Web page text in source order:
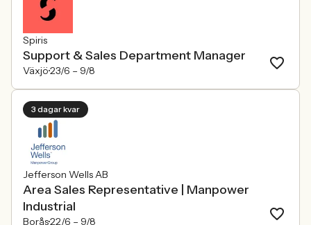
Spiris
Support & Sales Department Manager
Växjö23/6 – 9/8
3 dagar kvar
Jefferson Wells AB
Area Sales Representative | Manpower
Industrial
Borås22/6 – 9/8